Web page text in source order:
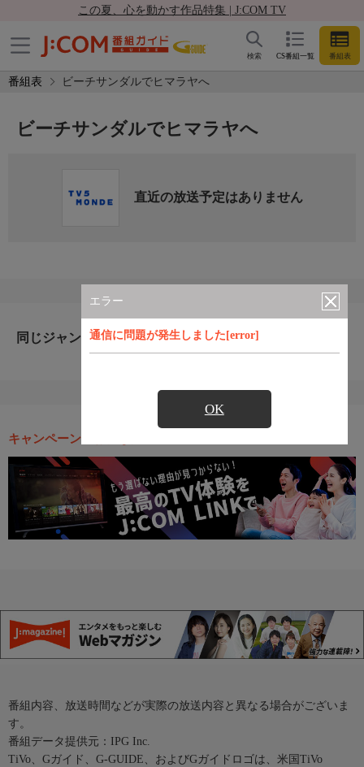
この夏、心を動かす作品特集 | J:COM TV
CS番組一覧 番組表
検索
番組表 ビーチサンダルでヒマラヤへ
エラー
通信に問題が発生しました[error]
OK
ビーチサンダルでヒマラヤへ
直近の放送予定はありません
同じジャンルのおすすめ番組
キャンペーン・お得な情報
番組内容、放送時間などが実際の放送内容と異なる場合がございま
す。
番組データ提供元：IPG Inc.
TiVo、Gガイド、G-GUIDE、およびGガイドロゴは、米国TiVo